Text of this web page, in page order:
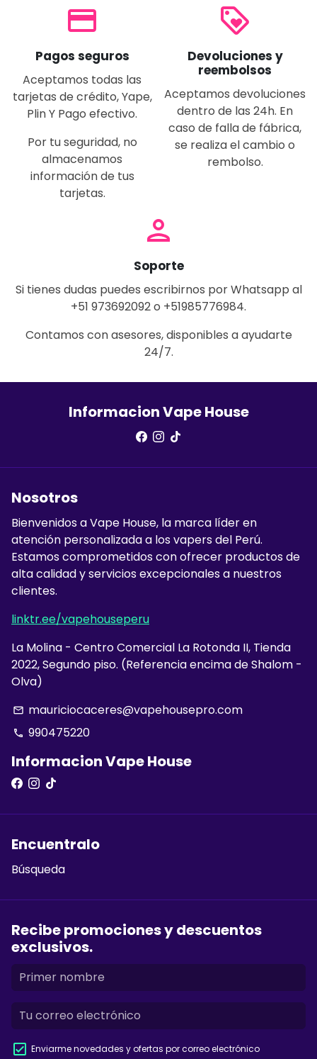
payment
Pagos seguros
Aceptamos todas las
tarjetas de crédito, Yape,
Plin Y Pago efectivo.
Por tu seguridad, no
almacenamos
información de tus
tarjetas.
loyalty
Devoluciones y
reembolsos
Aceptamos devoluciones
dentro de las 24h. En
caso de falla de fábrica,
se realiza el cambio o
rembolso.
person
Soporte
Si tienes dudas puedes escribirnos por Whatsapp al
+51 973692092 o +51985776984.
Contamos con asesores, disponibles a ayudarte
24/7.
Informacion Vape House
Nosotros
Bienvenidos a Vape House, la marca líder en
atención personalizada a los vapers del Perú.
Estamos comprometidos con ofrecer productos de
alta calidad y servicios excepcionales a nuestros
clientes.
linktr.ee/vapehouseperu
La Molina - Centro Comercial La Rotonda II, Tienda
2022, Segundo piso. (Referencia encima de Shalom -
Olva)
email mauriciocaceres@vapehousepro.com
phone 990475220
Informacion Vape House
Encuentralo
Búsqueda
Recibe promociones y descuentos
exclusivos.
Enviarme novedades y ofertas por correo electrónico